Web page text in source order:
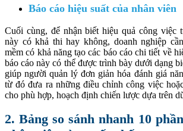
Báo cáo hiệu suất của nhân viên
Cuối cùng, để nhận biết hiệu quả công việc
này có khả thi hay không, doanh nghiệp
mềm có khả năng tạo các báo cáo chi tiết về
báo cáo này có thể được trình bày dưới dạng
giúp người quản lý đơn giản hóa đánh giá
từ đó đưa ra những điều chỉnh công việc
cho phù hợp, hoạch định chiến lược dựa trên
2. Bảng so sánh nhanh 10